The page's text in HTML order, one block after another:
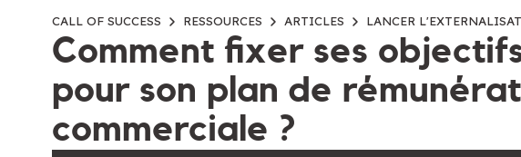
CALL OF SUCCESS RESSOURCES ARTICLES LANCER
Comment fixer ses
pour son plan de
commerciale ?